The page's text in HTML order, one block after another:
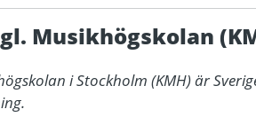
Musikhögskolan
i Stockholm (KMH) är